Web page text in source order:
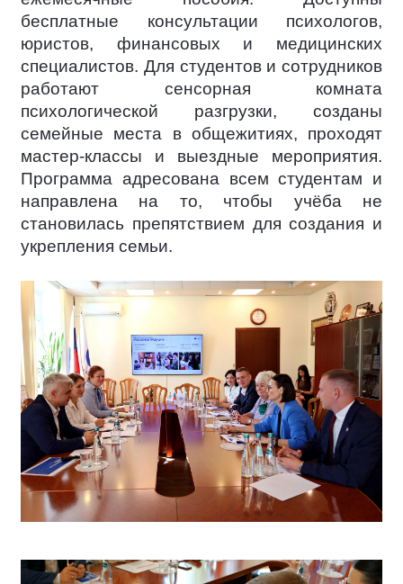
бесплатные консультации психологов,
юристов, финансовых и медицинских
специалистов. Для студентов и сотрудников
работают сенсорная комната
психологической разгрузки, созданы
семейные места в общежитиях, проходят
мастер-классы и выездные мероприятия.
Программа адресована всем студентам и
направлена на то, чтобы учёба не
становилась препятствием для создания и
укрепления семьи.